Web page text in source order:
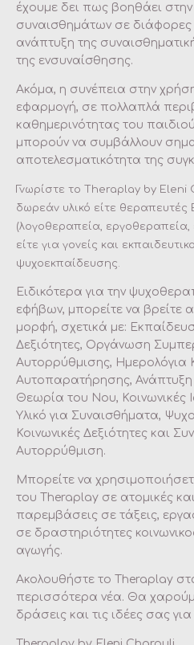
έχουμε δει πως βοηθάει
συναισθημάτων σε διάφορες
ανάπτυξη της
της ενσυναίσθησης.
Ακόμα, η συνέπεια στην
εφαρμογή, σε πολλαπλά
καθημερινότητας του
μπορούν να συμβάλλουν
αποτελεσματικότητα της
Γνωρίστε το Theraplay by Eleni
δωρεάν υλικό είτε θεραπευτές
(λογοθεραπεία, εργοθεραπεία,
είτε για γονείς και
ψυχοεκπαίδευσης.
Ειδικότερα για την
εφήβων, μπορείτε να βρείτε
μορφή, σχετικά με:
Δεξιότητες, Οργάνωση
Αυτορρύθμισης, Ημερολόγια
Αυτοπαρατήρησης, Ανάπτυξη
Θεωρία του Νου, Κοινωνικές
Υλικό για Συναισθήματα,
Κοινωνικές Δεξιότητες και
Αυτορρύθμιση.
Μπορείτε να
του Theraplay σε ατομικές
παρεμβάσεις σε τάξεις,
σε δραστηριότητες
αγωγής.
Ακολουθήστε το Theraplay
περισσότερα νέα. Θα
δράσεις και τις ιδέες σας